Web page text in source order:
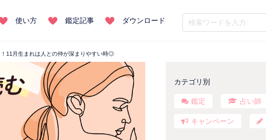
使い方 鑑定記事 ダウンロード
11月生まれは人との仲が深まりやすい時◎
カテゴリ別
鑑定 占い師
キャンペーン